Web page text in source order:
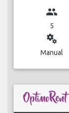
group
5
miscellaneous_services
Manual